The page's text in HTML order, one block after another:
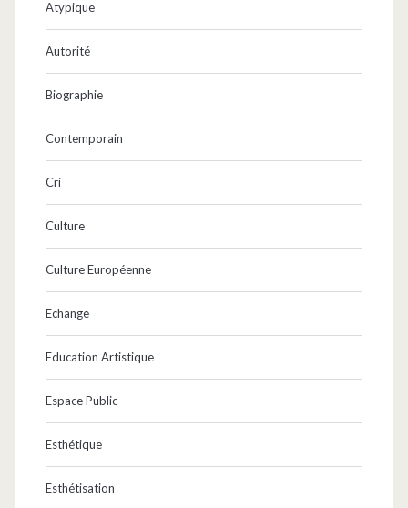
Atypique
Autorité
Biographie
Contemporain
Cri
Culture
Culture Européenne
Echange
Education Artistique
Espace Public
Esthétique
Esthétisation